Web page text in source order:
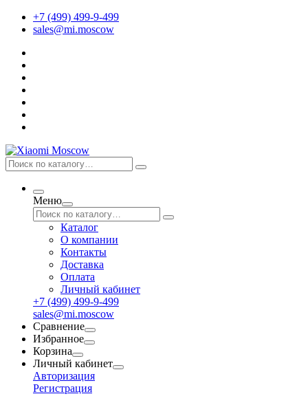
+7 (499) 499-9-499
sales@mi.moscow
Меню
Каталог
О компании
Контакты
Доставка
Оплата
Личный кабинет
+7 (499) 499-9-499
sales@mi.moscow
Сравнение
Избранное
Корзина
Личный кабинет
Авторизация
Регистрация